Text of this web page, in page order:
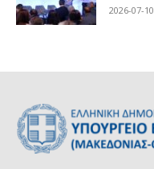
2026-07-10